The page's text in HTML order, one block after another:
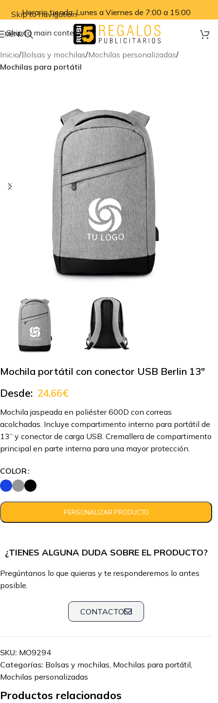
Skip to navigation
Skip to main content
Horario tienda: Lunes a Viernes de 7:00 a 15:00
MENU
Inicio Bolsas y mochilas Mochilas personalizadas
Mochilas para portátil
Mochila portátil con conector USB Berlin 13″
Desde: 24,66€
Mochila jaspeada en poliéster 600D con correas
acolchadas. Incluye compartimento interno para portátil de
13” y conector de carga USB. Cremallera de compartimento
principal en parte interna para una mayor protección.
COLOR
¿TIENES ALGUNA DUDA SOBRE EL PRODUCTO?
Pregúntanos lo que quieras y te responderemos lo antes
posible.
CONTACTO
SKU: MO9294
Categorías: Bolsas y mochilas, Mochilas para portátil,
Mochilas personalizadas
Productos relacionados